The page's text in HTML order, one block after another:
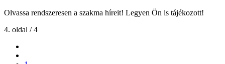
Olvassa rendszeresen a szakma híreit! Legyen Ön is tájékozott!
4. oldal / 4